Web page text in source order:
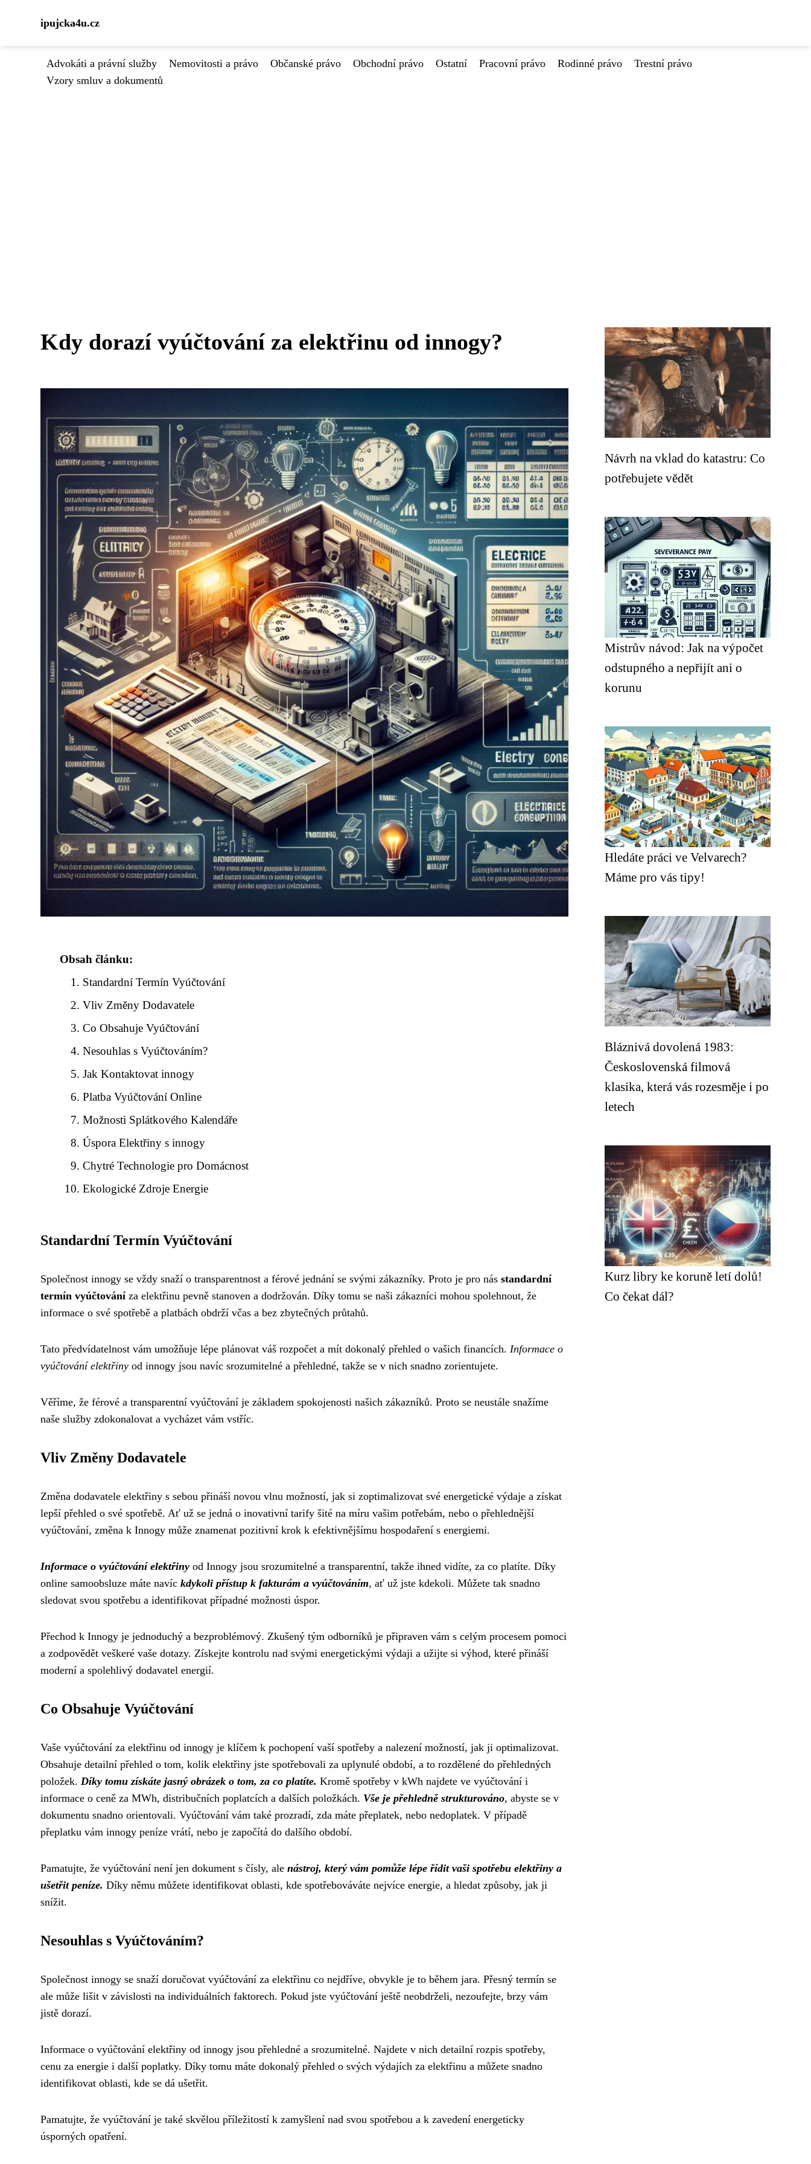
ipujcka4u.cz
Advokáti a právní služby Nemovitosti a právo Občanské právo Obchodní právo Ostatní Pracovní právo Rodinné právo
Trestní právo
Vzory smluv a dokumentů
Kdy dorazí vyúčtování za elektřinu od innogy?
Obsah článku:
Standardní Termín Vyúčtování
Vliv Změny Dodavatele
Co Obsahuje Vyúčtování
Nesouhlas s Vyúčtováním?
Jak Kontaktovat innogy
Platba Vyúčtování Online
Možnosti Splátkového Kalendáře
Úspora Elektřiny s innogy
Chytré Technologie pro Domácnost
Ekologické Zdroje Energie
Standardní Termín Vyúčtování
Společnost innogy se vždy snaží o transparentnost a férové jednání se svými zákazníky. Proto je pro nás standardní
termín vyúčtováníza elektřinu pevně stanoven a dodržován. Díky tomu se naši zákazníci mohou spolehnout, že
informace o své spotřebě a platbách obdrží včas a bez zbytečných průtahů.
Tato předvídatelnost vám umožňuje lépe plánovat váš rozpočet a mít dokonalý přehled o vašich financích. Informace o
vyúčtování elektřiny od innogy jsou navíc srozumitelné a přehledné, takže se v nich snadno zorientujete.
Věříme, že férové a transparentní vyúčtování je základem spokojenosti našich zákazníků. Proto se neustále snažíme
naše služby zdokonalovat a vycházet vám vstříc.
Vliv Změny Dodavatele
Změna dodavatele elektřiny s sebou přináší novou vlnu možností, jak si zoptimalizovat své energetické výdaje a získat
lepší přehled o své spotřebě. Ať už se jedná o inovativní tarify šité na míru vašim potřebám, nebo o přehlednější
vyúčtování, změna k Innogy může znamenat pozitivní krok k efektivnějšímu hospodaření s energiemi.
Informace o vyúčtování elektřiny od Innogy jsou srozumitelné a transparentní, takže ihned vidíte, za co platíte. Díky
online samoobsluze máte navíc kdykoli přístup k fakturám a vyúčtováním, ať už jste kdekoli. Můžete tak snadno
sledovat svou spotřebu a identifikovat případné možnosti úspor.
Přechod k Innogy je jednoduchý a bezproblémový. Zkušený tým odborníků je připraven vám s celým procesem pomoci
a zodpovědět veškeré vaše dotazy. Získejte kontrolu nad svými energetickými výdaji a užijte si výhod, které přináší
moderní a spolehlivý dodavatel energií.
Co Obsahuje Vyúčtování
Vaše vyúčtování za elektřinu od innogy je klíčem k pochopení vaší spotřeby a nalezení možností, jak ji optimalizovat.
Obsahuje detailní přehled o tom, kolik elektřiny jste spotřebovali za uplynulé období, a to rozdělené do přehledných
položek. Díky tomu získáte jasný obrázek o tom, za co platíte. Kromě spotřeby v kWh najdete ve vyúčtování i
informace o ceně za MWh, distribučních poplatcích a dalších položkách. Vše je přehledně strukturováno, abyste se v
dokumentu snadno orientovali. Vyúčtování vám také prozradí, zda máte přeplatek, nebo nedoplatek. V případě
přeplatku vám innogy peníze vrátí, nebo je započítá do dalšího období.
Pamatujte, že vyúčtování není jen dokument s čísly, ale nástroj, který vám pomůže lépe řídit vaši spotřebu elektřiny a
ušetřit peníze. Díky němu můžete identifikovat oblasti, kde spotřebováváte nejvíce energie, a hledat způsoby, jak ji
snížit.
Nesouhlas s Vyúčtováním?
Společnost innogy se snaží doručovat vyúčtování za elektřinu co nejdříve, obvykle je to během jara. Přesný termín se
ale může lišit v závislosti na individuálních faktorech. Pokud jste vyúčtování ještě neobdrželi, nezoufejte, brzy vám
jistě dorazí.
Informace o vyúčtování elektřiny od innogy jsou přehledné a srozumitelné. Najdete v nich detailní rozpis spotřeby,
cenu za energie i další poplatky. Díky tomu máte dokonalý přehled o svých výdajích za elektřinu a můžete snadno
identifikovat oblasti, kde se dá ušetřit.
Pamatujte, že vyúčtování je také skvělou příležitostí k zamyšlení nad svou spotřebou a k zavedení energeticky
úsporných opatření.
Návrh na vklad do katastru: Co
potřebujete vědět
Mistrův návod: Jak na výpočet
odstupného a nepřijít ani o
korunu
Hledáte práci ve Velvarech?
Máme pro vás tipy!
Bláznivá dovolená 1983:
Československá filmová
klasika, která vás rozesměje i po
letech
Kurz libry ke koruně letí dolů!
Co čekat dál?